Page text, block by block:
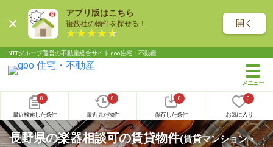
アプリ版はこちら
複数社の物件を探せる！ 開く
NTTグループ運営の不動産総合サイト goo住宅・不動産
0
最近検索した条件
0
最近見た物件
0
保存した条件
0
お気に入り
長野県の楽器相談可の賃貸物件(賃貸マンション・